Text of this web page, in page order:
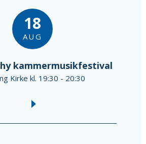
18
AUG
kammermusikfestival
Kirke kl. 19:30 - 20:30